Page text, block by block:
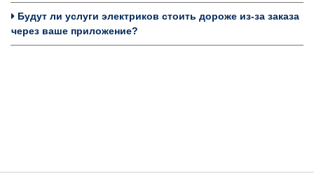
Будут ли услуги электриков стоить дороже из-за заказа
через ваше приложение?